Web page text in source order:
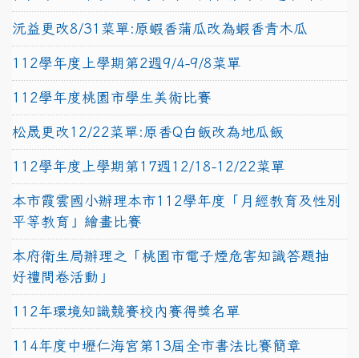
沅益更改8/31菜單:原蝦香蒲瓜改為蝦香青木瓜
112學年度上學期第2週9/4-9/8菜單
112學年度桃園市學生美術比賽
松晟更改12/22菜單:原香Q白飯改為地瓜飯
112學年度上學期第17週12/18-12/22菜單
本市霞雲國小辦理本市112學年度「月經教育及性別
平等教育」繪畫比賽
本府衛生局辦理之「桃園市電子煙危害知識答題抽
好禮問卷活動」
112年環境知識競賽校內賽得獎名單
114年度中壢仁海宮第13屆全市書法比賽簡章